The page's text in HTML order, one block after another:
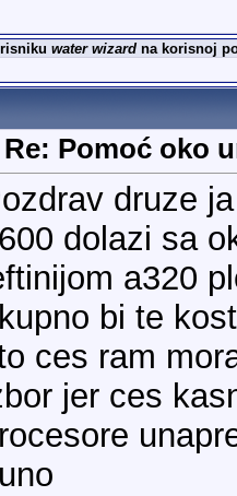
water wizardna korisnoj
Re: Pomoć oko
druze
dolazi sa
a320
bi te
ces ram
jer ces